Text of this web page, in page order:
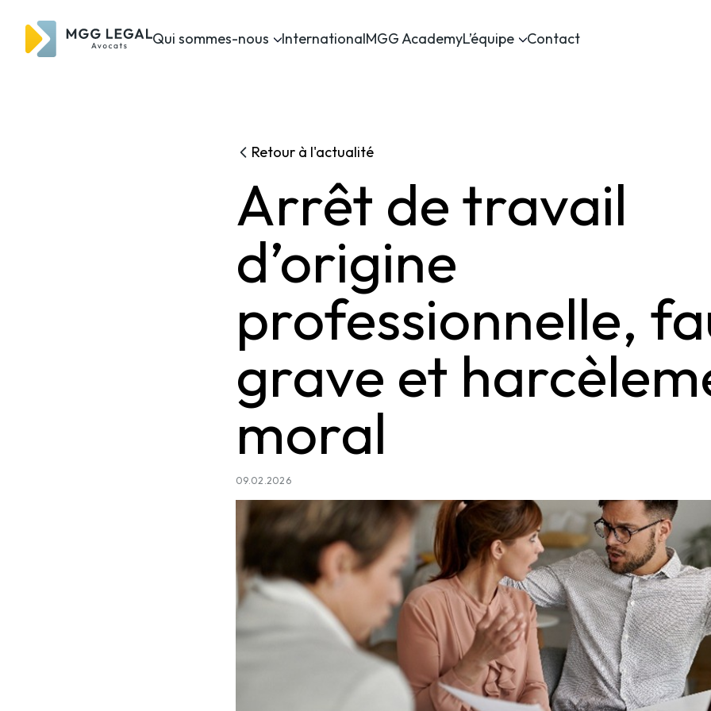
Qui sommes-nous InternationalMGG AcademyL’équipe Contact
Retour à l'actualité
Arrêt de travail
d’origine
professionnelle,
grave et
moral
09.02.2026